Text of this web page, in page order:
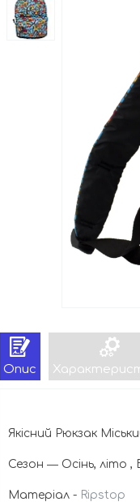
Опис
Якісний Рюкзак
Сезон ― Осінь, літо ,
Матеріал - Ripstop